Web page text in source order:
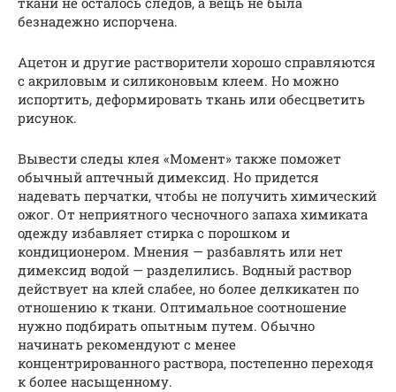
безнадежно испорчена.
Ацетон и другие растворители хорошо справляются
с акриловым и силиконовым клеем. Но можно
испортить, деформировать ткань или обесцветить
рисунок.
Вывести следы клея «Момент» также поможет
обычный аптечный димексид. Но придется
надевать перчатки, чтобы не получить химический
ожог. От неприятного чесночного запаха химиката
одежду избавляет стирка с порошком и
кондиционером. Мнения — разбавлять или нет
димексид водой — разделились. Водный раствор
действует на клей слабее, но более делкикатен по
отношению к ткани. Оптимальное соотношение
нужно подбирать опытным путем. Обычно
начинать рекомендуют с менее
концентрированного раствора, постепенно переходя
к более насыщенному.